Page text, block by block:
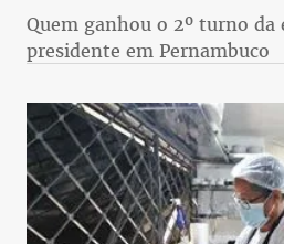
Quem ganhou o 2º turno da
presidente em Pernambuco